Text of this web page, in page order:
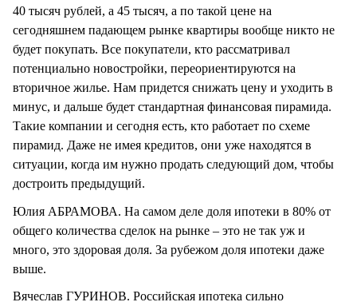
40 тысяч рублей, а 45 тысяч, а по такой цене на
сегодняшнем падающем рынке квартиры вообще никто не
будет покупать. Все покупатели, кто рассматривал
потенциально новостройки, переориентируются на
вторичное жилье. Нам придется снижать цену и уходить в
минус, и дальше будет стандартная финансовая пирамида.
Такие компании и сегодня есть, кто работает по схеме
пирамид. Даже не имея кредитов, они уже находятся в
ситуации, когда им нужно продать следующий дом, чтобы
достроить предыдущий.
Юлия АБРАМОВА. На самом деле доля ипотеки в 80% от
общего количества сделок на рынке – это не так уж и
много, это здоровая доля. За рубежом доля ипотеки даже
выше.
Вячеслав ГУРИНОВ. Российская ипотека сильно